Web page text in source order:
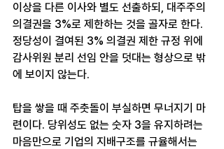
이상을 다른 이사와 별도 선출하되, 대주주의
의결권을 3%로 제한하는 것을 골자로 한다.
정당성이 결여된 3% 의결권 제한 규정 위에
감사위원 분리 선임 안을 덧대는 형상으로 밖
에 보이지 않는다.
탑을 쌓을 때 주춧돌이 부실하면 무너지기 마
련이다. 당위성도 없는 숫자 3을 유지하려는
마음만으로 기업의 지배구조를 규율해서는